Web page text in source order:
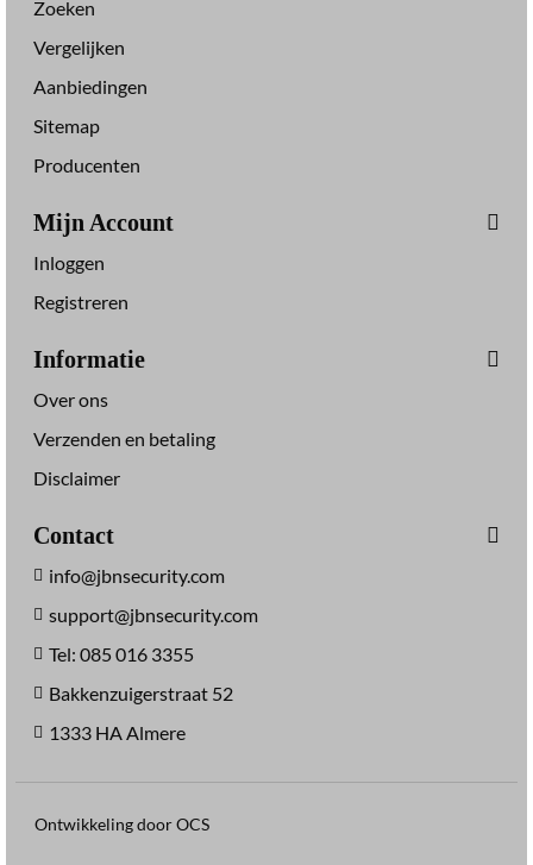
Zoeken
Vergelijken
Aanbiedingen
Sitemap
Producenten
Mijn Account
Inloggen
Registreren
Informatie
Over ons
Verzenden en betaling
Disclaimer
Contact
info@jbnsecurity.com
support@jbnsecurity.com
Tel: 085 016 3355
Bakkenzuigerstraat 52
1333 HA Almere
Ontwikkeling door OCS